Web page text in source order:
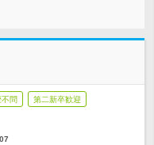
問 第二新卒歓迎